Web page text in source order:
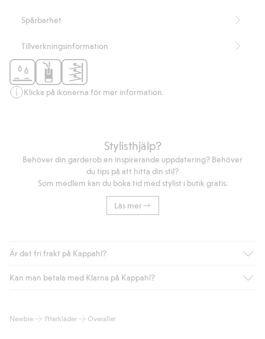
Artikelnummer
Spårbarhet
Tillverkningsinformation
Klicka på ikonerna för mer information.
Stylisthjälp?
Behöver din garderob en inspirerande uppdatering? Behöver
du tips på att hitta din stil?
Som medlem kan du boka tid med stylist i butik gratis.
Läs mer
Är det fri frakt på Kappahl?
Är du medlem i Kappahl Club har du alltid gratis frakt till butik
automatik efter du loggat in och identifierats som medlem.
Kan man betala med Klarna på Kappahl?
bland annat faktura och swish men även andra betalningssätt.
Newbie Ytterkläder Overaller